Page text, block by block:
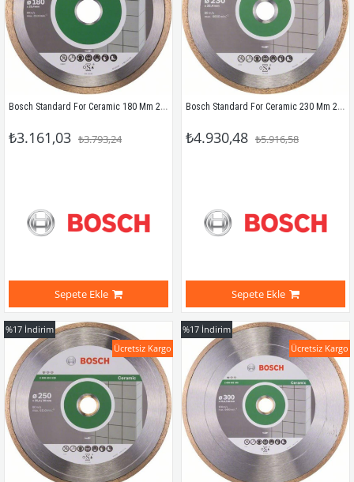
Bosch Standard For Ceramic 180 Mm 2608602536
₺3.161,03 ₺3.793,24
Sepete Ekle
Bosch Standard For Ceramic 230 Mm 2608602538
₺4.930,48 ₺5.916,58
Sepete Ekle
%17 İndirim
Ücretsiz Kargo
%17 İndirim
Ücretsiz Kargo